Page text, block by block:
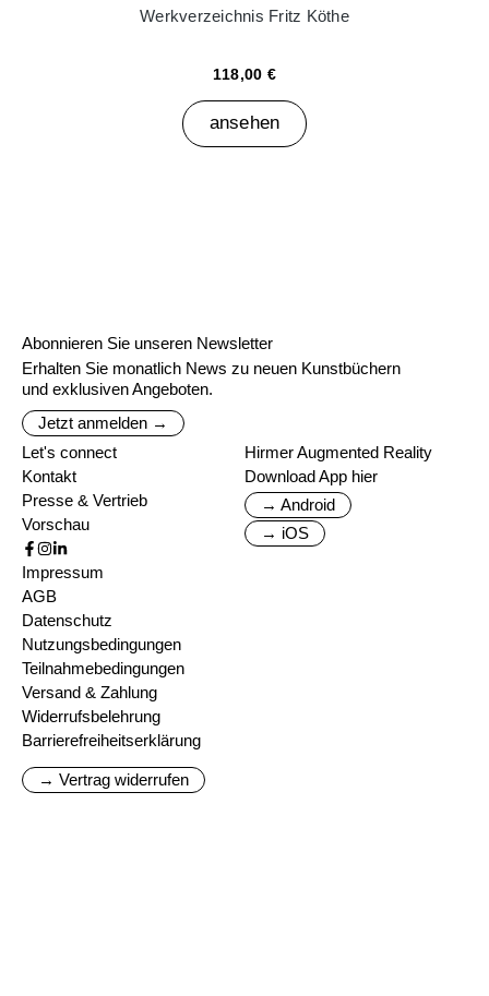
Werkverzeichnis Fritz Köthe
118,00 €
ansehen
Abonnieren Sie unseren Newsletter
Erhalten Sie monatlich News zu neuen Kunstbüchern
und exklusiven Angeboten.
Jetzt anmelden →
Let's connect
Kontakt
Presse & Vertrieb
Vorschau
Hirmer Augmented Reality
Download App hier
→ Android
→ iOS
Impressum
AGB
Datenschutz
Nutzungsbedingungen
Teilnahmebedingungen
Versand & Zahlung
Widerrufsbelehrung
Barrierefreiheitserklärung
→ Vertrag widerrufen